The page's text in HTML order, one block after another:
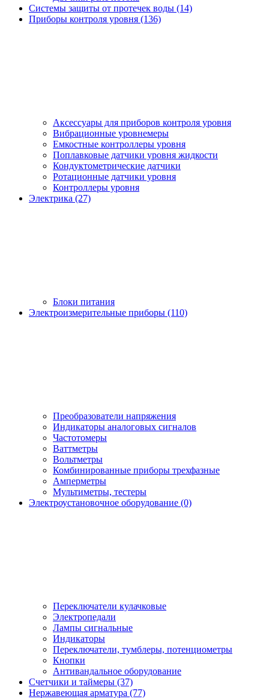
Системы защиты от протечек воды (14)
Приборы контроля уровня (136)
Аксессуары для приборов контроля уровня
Вибрационные уровнемеры
Емкостные контроллеры уровня
Поплавковые датчики уровня жидкости
Кондуктометрические датчики
Ротационные датчики уровня
Контроллеры уровня
Электрика (27)
Блоки питания
Электроизмерительные приборы (110)
Преобразователи напряжения
Индикаторы аналоговых сигналов
Частотомеры
Ваттметры
Вольтметры
Комбинированные приборы трехфазные
Амперметры
Мультиметры, тестеры
Электроустановочное оборудование (0)
Переключатели кулачковые
Электропедали
Лампы сигнальные
Индикаторы
Переключатели, тумблеры, потенциометры
Кнопки
Антивандальное оборудование
Счетчики и таймеры (37)
Нержавеющая арматура (77)